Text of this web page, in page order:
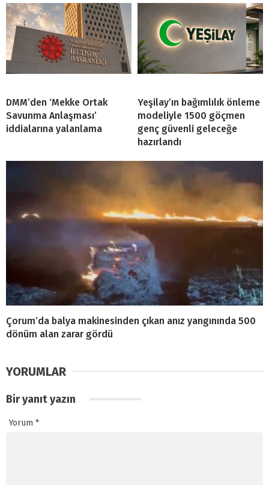
DMM’den ‘Mekke Ortak
Savunma Anlaşması’
iddialarına yalanlama
Yeşilay’ın bağımlılık önleme
modeliyle 1500 göçmen
genç güvenli geleceğe
hazırlandı
Çorum’da balya makinesinden çıkan anız yangınında 500
dönüm alan zarar gördü
YORUMLAR
Bir yanıt yazın
Yorum *